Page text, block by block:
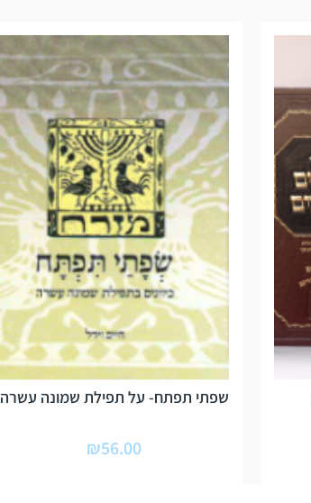
שפתי תפתח- על תפילת שמונה עשרה
₪56.00